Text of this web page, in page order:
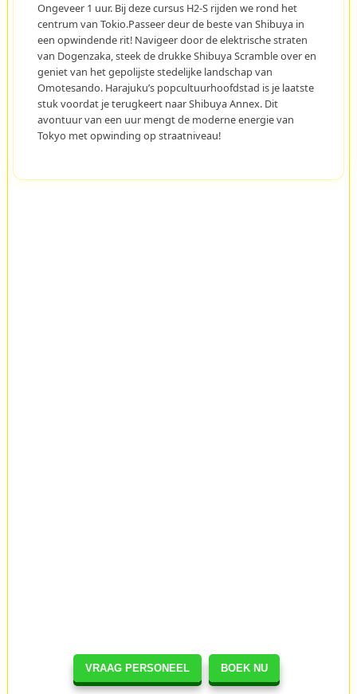
VRAAG PERSONEEL BOEK NU
Ongeveer 1 uur. Bij deze cursus H2-S rijden we rond het
centrum van Tokio.Passeer deur de beste van Shibuya in
een opwindende rit! Navigeer door de elektrische straten
van Dogenzaka, steek de drukke Shibuya Scramble over en
geniet van het gepolijste stedelijke landschap van
Omotesando. Harajuku’s popcultuurhoofdstad is je laatste
stuk voordat je terugkeert naar Shibuya Annex. Dit
avontuur van een uur mengt de moderne energie van
Tokyo met opwinding op straatniveau!